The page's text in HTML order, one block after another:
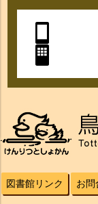
図書館リンク お問